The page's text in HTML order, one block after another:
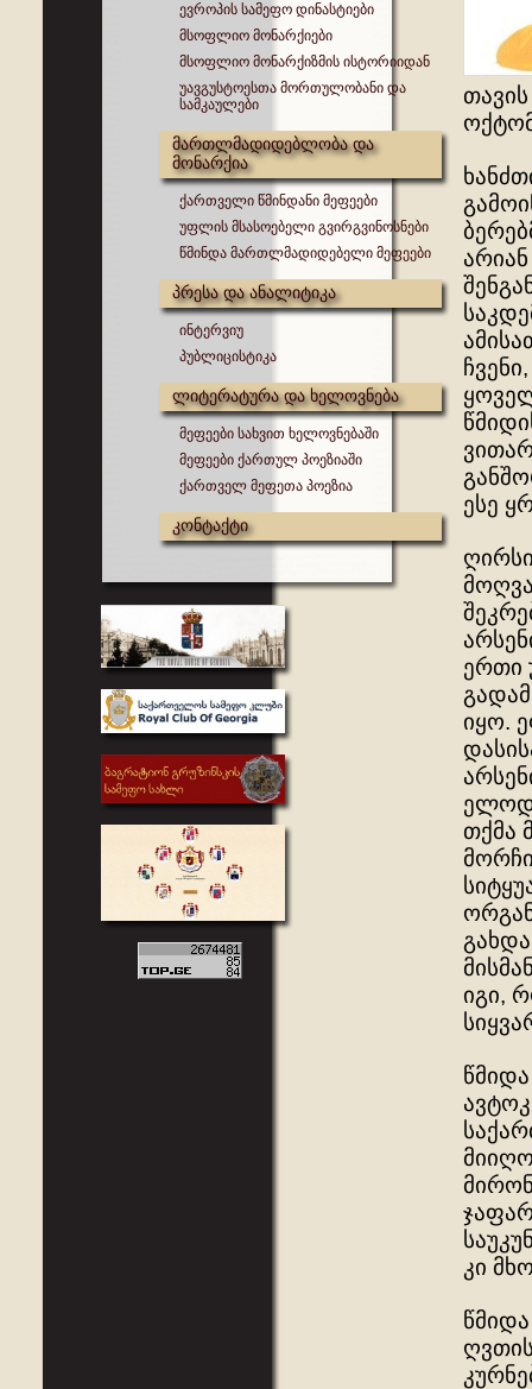
ევროპის სამეფო დინასტიები
მსოფლიო მონარქიები
მსოფლიო მონარქიზმის ისტორიიდან
უავგუსტოესთა მორთულობანი და
სამკაულები
მართლმადიდებლობა და
მონარქია
ქართველი წმინდანი მეფეები
უფლის მსასოებელი გვირგვინოსნები
წმინდა მართლმადიდებელი მეფეები
პრესა და ანალიტიკა
ინტერვიუ
პუბლიცისტიკა
ლიტერატურა და ხელოვნება
მეფეები სახვით ხელოვნებაში
მეფეები ქართულ პოეზიაში
ქართველ მეფეთა პოეზია
კონტაქტი
ესე
ერთი
იყო.
თქმა
იგი,
კი